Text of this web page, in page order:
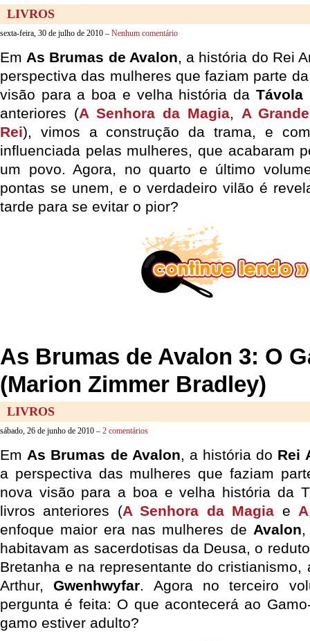
LIVROS
sexta-feira, 30 de julho de 2010 – Nenhum comentário
Em As Brumas de Avalon, a história do Rei
perspectiva das mulheres que faziam parte
visão para a boa e velha história da Távola
anteriores (A Senhora da Magia, A
Rei), vimos a construção da trama, e
influenciada pelas mulheres, que acabaram
um povo. Agora, no quarto e último
pontas se unem, e o verdadeiro vilão é
tarde para se evitar o pior?
As Brumas de Avalon 3: O
(Marion Zimmer Bradley)
LIVROS
sábado, 26 de junho de 2010 – 2 comentários
Em As Brumas de Avalon, a história do Rei
a perspectiva das mulheres que faziam
nova visão para a boa e velha história da
livros anteriores (A Senhora da Magia e
enfoque maior era nas mulheres de Avalon
habitavam as sacerdotisas da Deusa, o
Bretanha e na representante do cristianismo,
Arthur,Gwenhwyfar. Agora no terceiro
pergunta é feita: O que acontecerá ao
gamo estiver adulto?